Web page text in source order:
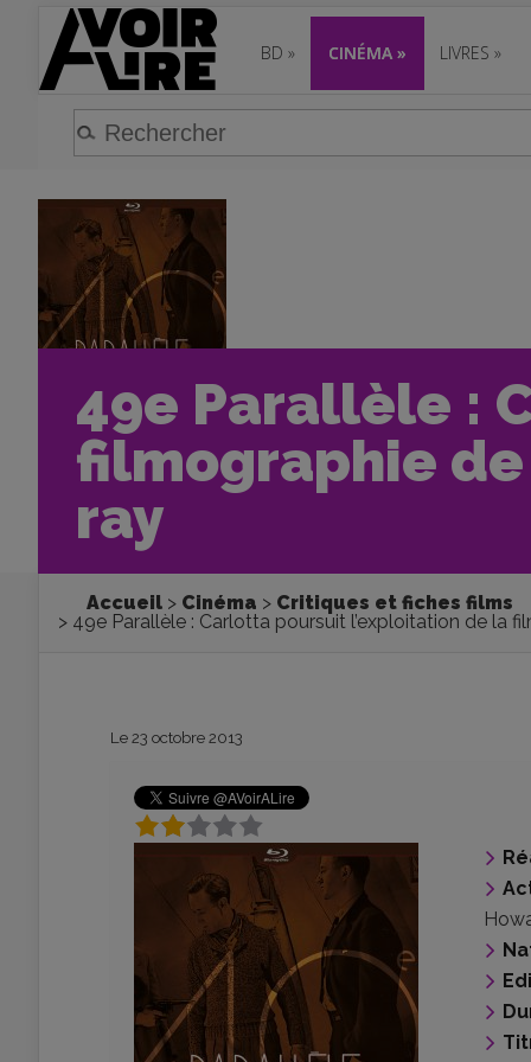
BD » CINÉMA » LIVRES »
49e Parallèle :
filmographie
ray
Accueil Cinéma
Critiques et fiches films
49e Parallèle : Carlotta poursuit l’exploitation de la
Le 23 octobre 2013